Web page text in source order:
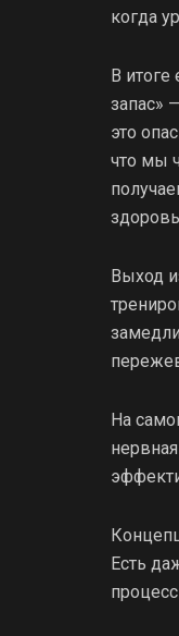
когда
В итоге
запас»
это
что мы
Выход
На
Есть